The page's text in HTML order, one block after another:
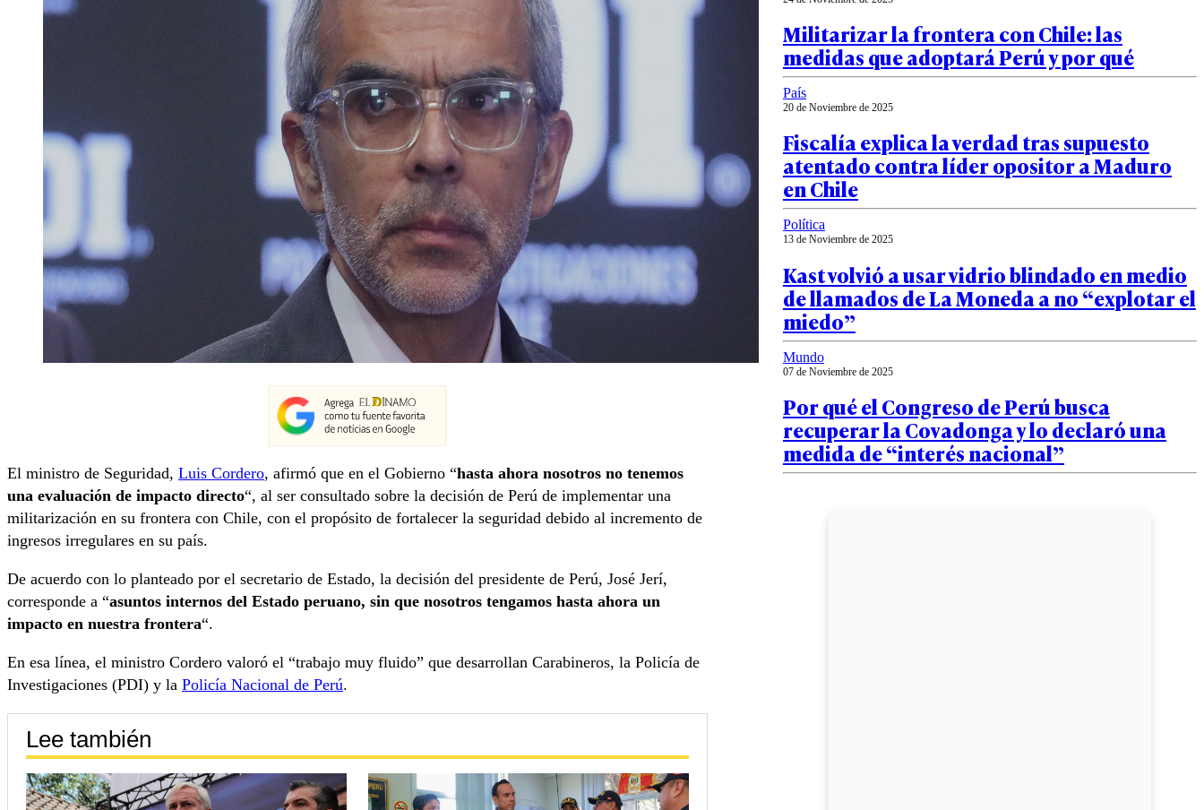
El ministro de Seguridad, Luis Cordero, afirmó que en el Gobierno “hasta ahora nosotros no tenemos
una evaluación de impacto directo“, al ser consultado sobre la decisión de Perú de implementar una
militarización en su frontera con Chile, con el propósito de fortalecer la seguridad debido al incremento de
ingresos irregulares en su país.
De acuerdo con lo planteado por el secretario de Estado, la decisión del presidente de Perú, José Jerí,
corresponde a “asuntos internos del Estado peruano, sin que nosotros tengamos hasta ahora un
impacto en nuestra frontera“.
En esa línea, el ministro Cordero valoró el “trabajo muy fluido” que desarrollan Carabineros, la Policía de
Investigaciones (PDI) y la Policía Nacional de Perú.
Lee también
Militarizar la frontera con Chile: las
medidas que adoptará Perú y por qué
País
20 de Noviembre de 2025
Fiscalía explica la verdad tras supuesto
atentado contra líder opositor a Maduro
en Chile
Política
13 de Noviembre de 2025
Kast volvió a usar vidrio blindado en medio
de llamados de La Moneda a no “explotar el
miedo”
Mundo
07 de Noviembre de 2025
Por qué el Congreso de Perú busca
recuperar la Covadonga y lo declaró una
medida de “interés nacional”